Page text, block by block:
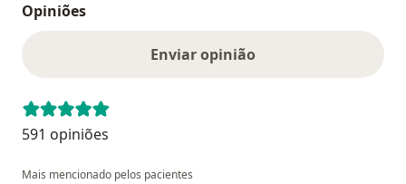
Opiniões
Enviar opinião
591 opiniões
Mais mencionado pelos pacientes